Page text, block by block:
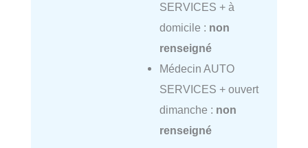
SERVICES + à
domicile : non
renseigné
Médecin AUTO
SERVICES + ouvert
dimanche : non
renseigné